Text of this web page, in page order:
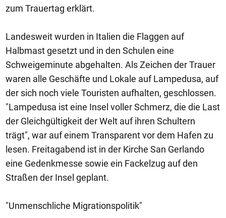
zum Trauertag erklärt.
Landesweit wurden in Italien die Flaggen auf
Halbmast gesetzt und in den Schulen eine
Schweigeminute abgehalten. Als Zeichen der Trauer
waren alle Geschäfte und Lokale auf Lampedusa, auf
der sich noch viele Touristen aufhalten, geschlossen.
"Lampedusa ist eine Insel voller Schmerz, die die Last
der Gleichgültigkeit der Welt auf ihren Schultern
trägt", war auf einem Transparent vor dem Hafen zu
lesen. Freitagabend ist in der Kirche San Gerlando
eine Gedenkmesse sowie ein Fackelzug auf den
Straßen der Insel geplant.
"Unmenschliche Migrationspolitik"